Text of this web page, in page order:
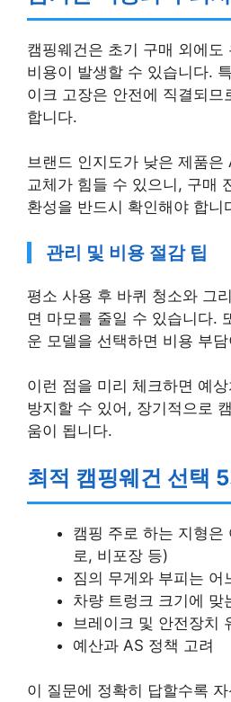
캠핑웨건은 초기 구매 외에도
비용이 발생할 수 있습니다.
이크 고장은 안전에 직결되므
합니다.
브랜드 인지도가 낮은 제품은
교체가 힘들 수 있으니, 구매
환성을 반드시 확인해야 합니
관리 및 비용 절감 팁
평소 사용 후 바퀴 청소와 그
면 마모를 줄일 수 있습니다.
운 모델을 선택하면 비용 부
이런 점을 미리 체크하면 예
방지할 수 있어, 장기적으로
움이 됩니다.
최적 캠핑웨건 선택
캠핑 주로 하는 지형은
로, 비포장 등)
짐의 무게와 부피는 어
차량 트렁크 크기에 맞
브레이크 및 안전장치
예산과 AS 정책 고려
이 질문에 정확히 답할수록